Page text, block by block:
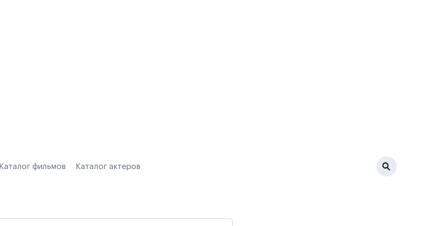
Каталог фильмов Каталог актеров